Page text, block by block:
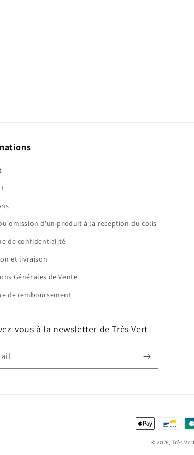
omission d'un produit à la reception du colis
de confidentialité
et livraison
Générales de Vente
de remboursement
vous à la newsletter de Très Vert
Moyens
© 2026, Très